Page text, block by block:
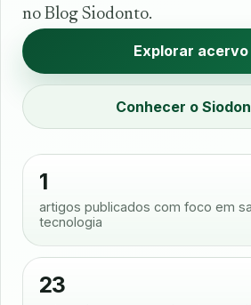
no Blog Siodonto.
Explorar acervo
Conhecer o
1
artigos publicados com foco em
tecnologia
23